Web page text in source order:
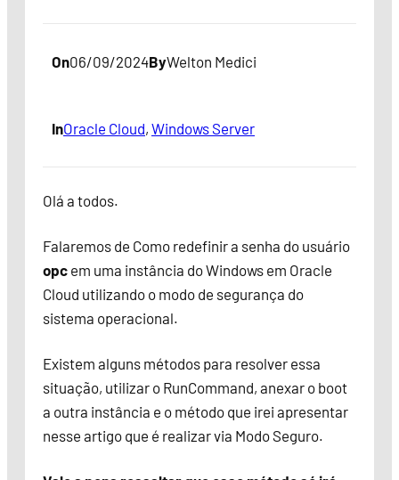
On06/09/2024ByWelton Medici
InOracle Cloud, Windows Server
Olá a todos.
Falaremos de Como redefinir a senha do usuário
opc em uma instância do Windows em Oracle
Cloud utilizando o modo de segurança do
sistema operacional.
Existem alguns métodos para resolver essa
situação, utilizar o RunCommand, anexar o boot
a outra instância e o método que irei apresentar
nesse artigo que é realizar via Modo Seguro.